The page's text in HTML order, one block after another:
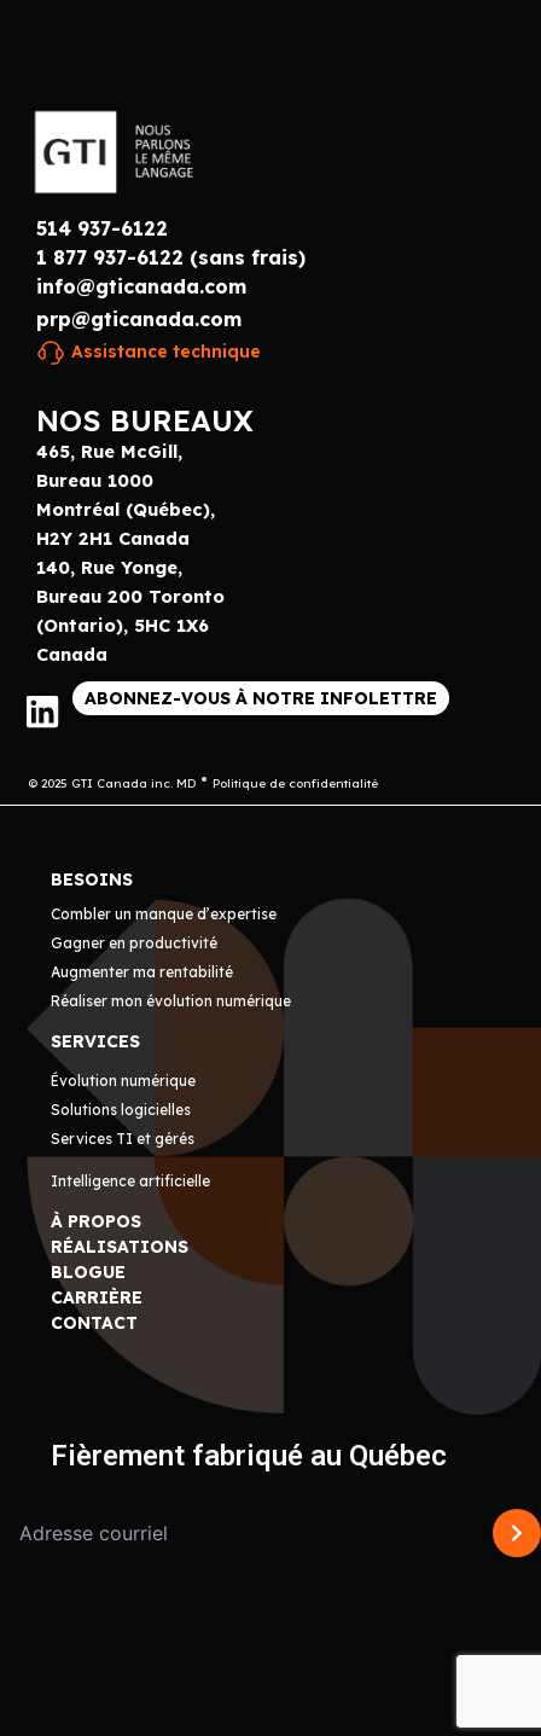
514 937-6122
1 877 937-6122 (sans frais)
info@gticanada.com
prp@gticanada.com
Assistance technique
NOS BUREAUX
465, Rue McGill,
Bureau 1000
Montréal (Québec),
H2Y 2H1 Canada
140, Rue Yonge,
Bureau 200 Toronto
(Ontario), 5HC 1X6
Canada
ABONNEZ-VOUS À NOTRE INFOLETTRE
© 2025 GTI Canada inc. MD Politique de confidentialité
BESOINS
Combler un manque d’expertise
Gagner en productivité
Augmenter ma rentabilité
Réaliser mon évolution numérique
SERVICES
Évolution numérique
Solutions logicielles
Services TI et gérés
Intelligence artificielle
À PROPOS
RÉALISATIONS
BLOGUE
CARRIÈRE
CONTACT
Fièrement fabriqué au Québec